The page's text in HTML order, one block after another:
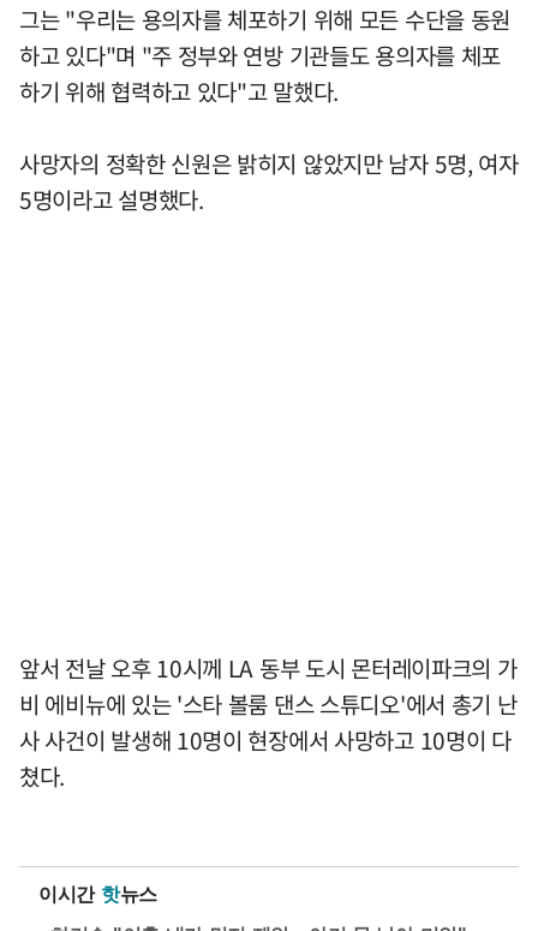
그는 "우리는 용의자를 체포하기 위해 모든 수단을 동원
하고 있다"며 "주 정부와 연방 기관들도 용의자를 체포
하기 위해 협력하고 있다"고 말했다.
사망자의 정확한 신원은 밝히지 않았지만 남자 5명, 여자
5명이라고 설명했다.
앞서 전날 오후 10시께 LA 동부 도시 몬터레이파크의 가
비 에비뉴에 있는 '스타 볼룸 댄스 스튜디오'에서 총기 난
사 사건이 발생해 10명이 현장에서 사망하고 10명이 다
쳤다.
이시간 핫뉴스